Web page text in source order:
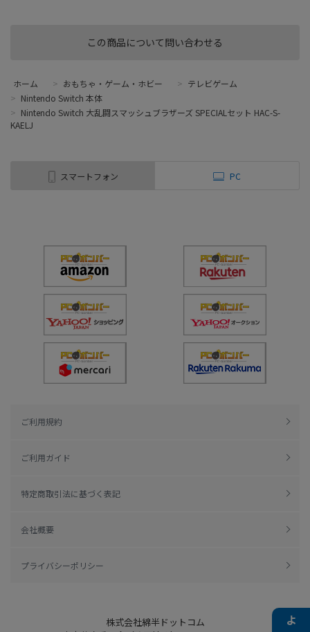
この商品について問い合わせる
ホーム > おもちゃ・ゲーム・ホビー > テレビゲーム
> Nintendo Switch 本体
> Nintendo Switch 大乱闘スマッシュブラザーズ SPECIALセット HAC-S-
KAELJ
スマートフォン PC
ご利用規約
ご利用ガイド
特定商取引法に基づく表記
会社概要
プライバシーポリシー
株式会社綿半ドットコム